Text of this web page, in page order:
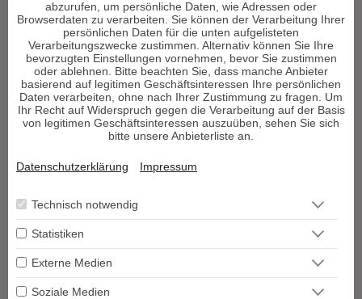
Passwort vergessen?
Neu bei Decisioni? Jetzt ein Gratisgespräch sichern!
Zur Registrierung
abzurufen, um persönliche Daten, wie Adressen oder
Browserdaten zu verarbeiten. Sie können der Verarbeitung Ihrer
persönlichen Daten für die unten aufgelisteten
Verarbeitungszwecke zustimmen. Alternativ können Sie Ihre
bevorzugten Einstellungen vornehmen, bevor Sie zustimmen
oder ablehnen. Bitte beachten Sie, dass manche Anbieter
basierend auf legitimen Geschäftsinteressen Ihre persönlichen
Daten verarbeiten, ohne nach Ihrer Zustimmung zu fragen. Um
Ihr Recht auf Widerspruch gegen die Verarbeitung auf der Basis
von legitimen Geschäftsinteressen auszuüben, sehen Sie sich
bitte unsere Anbieterliste an.
Datenschutzerklärung Impressum
Technisch notwendig
Statistiken
Externe Medien
Soziale Medien